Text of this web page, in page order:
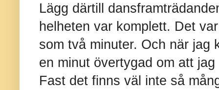
Lägg därtill
helheten var komplett. Det
som två minuter. Och när jag
en minut övertygad om att
Fast det finns väl inte så